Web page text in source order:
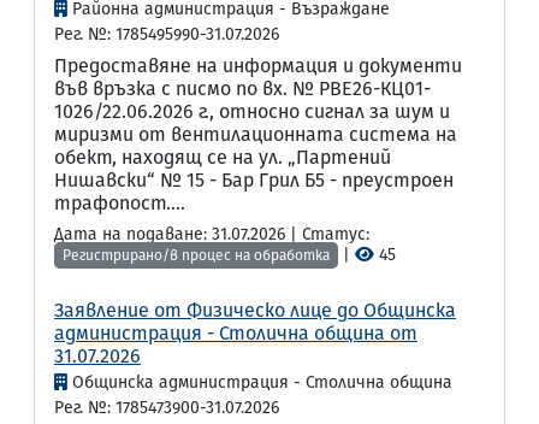
Районна администрация - Възраждане
Рег. №: 1785495990-31.07.2026
Предоставяне на информация и документи
във връзка с писмо по вх. № РВЕ26-КЦ01-
1026/22.06.2026 г., относно сигнал за шум и
миризми от вентилационната система на
обект, находящ се на ул. „Партений
Нишавски“ № 15 - Бар Грил Б5 - преустроен
трафопост....
Дата на подаване: 31.07.2026 | Статус:
Регистрирано/в процес на обработка 45
Заявление от Физическо лице до Общинска
администрация - Столична община от
31.07.2026
Общинска администрация - Столична община
Рег. №: 1785473900-31.07.2026